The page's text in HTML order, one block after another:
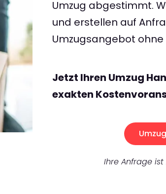
Umzug abgestimmt.
und erstellen auf
Umzugsangebot
Jetzt Ihren Umzug
exakten
Ihre Anfrage ist